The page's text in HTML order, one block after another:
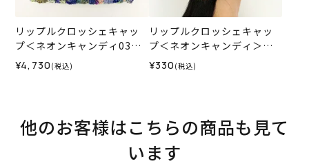
リップルクロッシェキャッ
プ＜ネオンキャンディ03B
＞（編み物 材料セット）
¥4,730 (税込)
リップルクロッシェキャッ
プ＜ネオンキャンディ＞
（レシピ）
¥330 (税込)
他のお客様はこちらの商品も見て
います